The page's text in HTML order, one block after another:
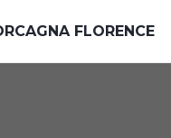
FLORENCE